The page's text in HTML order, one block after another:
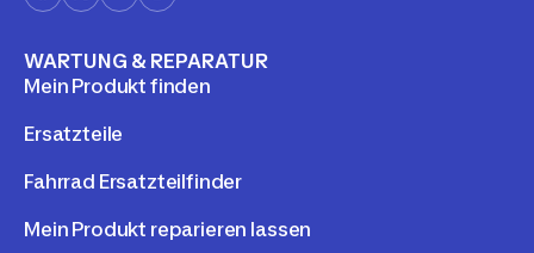
WARTUNG & REPARATUR
Mein Produkt finden
Ersatzteile
Fahrrad Ersatzteilfinder
Mein Produkt reparieren lassen